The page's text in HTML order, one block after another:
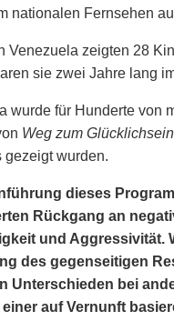
nationalen Fernsehen
Venezuela zeigten 28
sie zwei Jahre lang
wurde für Hunderte von
Weg zum
gezeigt wurden.
dieses
Rückgang an
und Aggressivität.
des gegenseitigen
Unterschieden bei
auf Vernunft